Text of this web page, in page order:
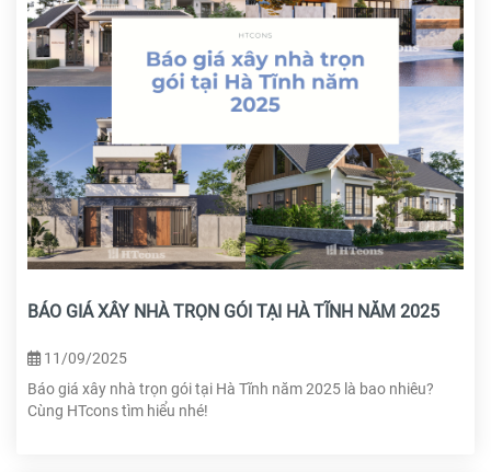
BÁO GIÁ XÂY NHÀ TRỌN GÓI TẠI HÀ TĨNH NĂM 2025
11/09/2025
Báo giá xây nhà trọn gói tại Hà Tĩnh năm 2025 là bao nhiêu?
Cùng HTcons tìm hiểu nhé!